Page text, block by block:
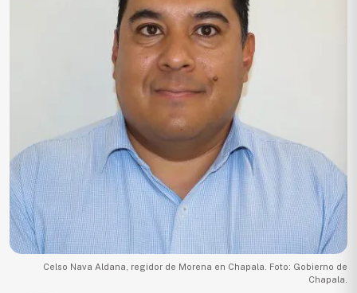
Seguridad
Educación
Salud
Política
Celso Nava Aldana, regidor de Morena en Chapala. Foto: Gobierno de
Chapala.